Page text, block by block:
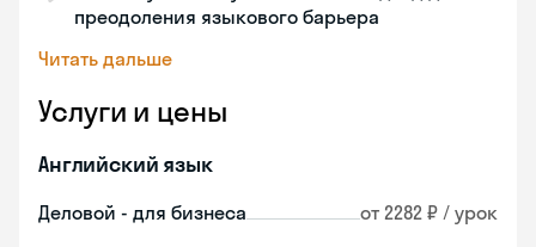
преодоления языкового барьера
Читать дальше
Услуги и цены
Английский язык
Деловой - для бизнеса от 2282 ₽ / урок